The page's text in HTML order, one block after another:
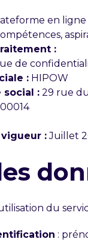
en
:
de
: HIPOW
social : 29 rue
vigueur :Juillet
du
: